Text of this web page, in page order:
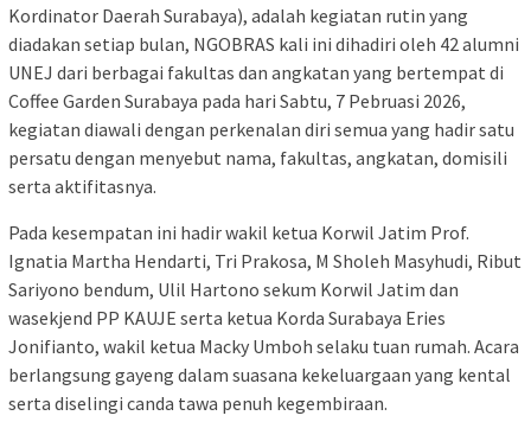
Kordinator Daerah Surabaya), adalah kegiatan rutin yang
diadakan setiap bulan, NGOBRAS kali ini dihadiri oleh 42 alumni
UNEJ dari berbagai fakultas dan angkatan yang bertempat di
Coffee Garden Surabaya pada hari Sabtu, 7 Pebruasi 2026,
kegiatan diawali dengan perkenalan diri semua yang hadir satu
persatu dengan menyebut nama, fakultas, angkatan, domisili
serta aktifitasnya.
Pada kesempatan ini hadir wakil ketua Korwil Jatim Prof.
Ignatia Martha Hendarti, Tri Prakosa, M Sholeh Masyhudi, Ribut
Sariyono bendum, Ulil Hartono sekum Korwil Jatim dan
wasekjend PP KAUJE serta ketua Korda Surabaya Eries
Jonifianto, wakil ketua Macky Umboh selaku tuan rumah. Acara
berlangsung gayeng dalam suasana kekeluargaan yang kental
serta diselingi canda tawa penuh kegembiraan.